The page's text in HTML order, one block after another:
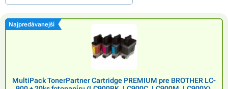
Najpredávanejší
MultiPack TonerPartner Cartridge PREMIUM pre BROTHER LC-